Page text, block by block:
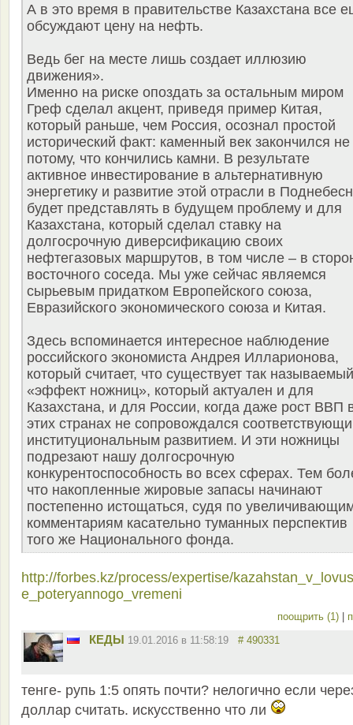
А в это время в правительстве Казахстана все
обсуждают цену на нефть.
Ведь бег на месте лишь создает иллюзию
движения».
Именно на риске опоздать за остальным миром
Греф сделал акцент, приведя пример Китая,
который раньше, чем Россия, осознал простой
исторический факт: каменный век закончился не
потому, что кончились камни. В результате
активное инвестирование в альтернативную
энергетику и развитие этой отрасли в
будет представлять в будущем проблему и для
Казахстана, который сделал ставку на
долгосрочную диверсификацию своих
нефтегазовых маршрутов, в том числе – в
восточного соседа. Мы уже сейчас являемся
сырьевым придатком Европейского союза,
Евразийского экономического союза и Китая.
Здесь вспоминается интересное наблюдение
российского экономиста Андрея Илларионова,
который считает, что существует так называемый
«эффект ножниц», который актуален и для
Казахстана, и для России, когда даже рост ВВП
этих странах не сопровождался
институциональным развитием. И эти ножницы
подрезают нашу долгосрочную
конкурентоспособность во всех сферах. Тем
что накопленные жировые запасы начинают
постепенно истощаться, судя по
комментариям касательно туманных перспектив
того же Национального фонда.
http://forbes.kz/process/expertise/
e_poteryannogo_vremeni
поощрить (1) |
КЕДЫ 19.01.2016 в 11:58:19 # 490331
тенге- рупь 1:5 опять почти? нелогично если
доллар считать. искусственно что ли